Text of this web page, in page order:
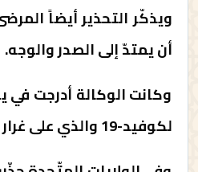
ويذكّر التحذير أيضاً
أن يمتدّ إلى الصدر والوجه.
وكانت الوكالة أدرجت في
لكوفيد-19 والذي على غرار لقاح أسترازينيكا يستخدم نفس تقنية الفيروسات الغدانية.